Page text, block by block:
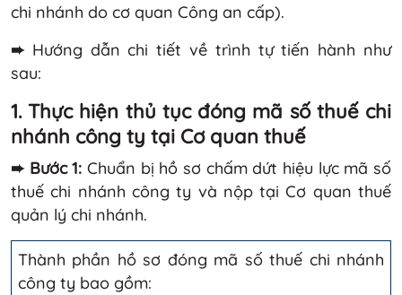
chi nhánh do cơ quan Công an cấp).
➨ Hướng dẫn chi tiết về trình tự tiến hành như
sau:
1. Thực hiện thủ tục đóng mã số thuế chi
nhánh công ty tại Cơ quan thuế
➨ Bước 1: Chuẩn bị hồ sơ chấm dứt hiệu lực mã số
thuế chi nhánh công ty và nộp tại Cơ quan thuế
quản lý chi nhánh.
Thành phần hồ sơ đóng mã số thuế chi nhánh
công ty bao gồm: